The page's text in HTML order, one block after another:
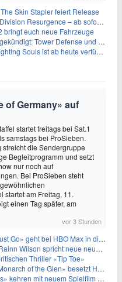
Skin Stapler feiert Release
– ab sofort für euch verfügbar
bringt euch neue Fahrzeuge
Defense und Deckbuilding Kombo kehrt zurück
Souls ist ab heute verfügbar
of Germany» auf
startet freitags bei Sat.1
samstags bei ProSieben.
streicht die Sendergruppe
Begleitprogramm und setzt
nur noch auf
Bei ProSieben steht
startet am Freitag, 11.
einen Tag später, am
vor 3 Stunden
geht bei HBO Max in die dritte Runde
spricht neue neuseeländische Serie «Settling»
Thriller «Tip Toe»
of the Glen» besetzt Hauptrollen
mit neuem Spielfilm zurück